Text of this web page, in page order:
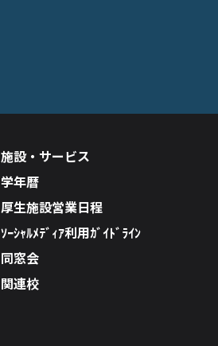
施設・サービス
学年暦
厚生施設営業日程
ｿｰｼｬﾙﾒﾃﾞｨｱ利用ｶﾞｲﾄﾞﾗｲﾝ
同窓会
関連校